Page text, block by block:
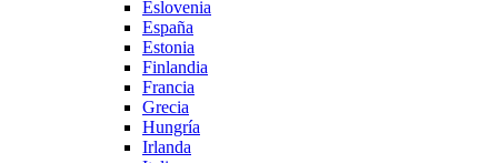
Eslovenia
España
Estonia
Finlandia
Francia
Grecia
Hungría
Irlanda